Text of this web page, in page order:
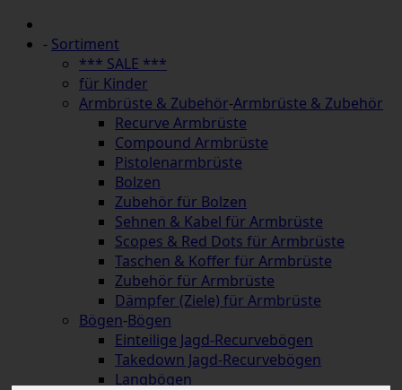
- Sortiment
*** SALE ***
für Kinder
Armbrüste & Zubehör-Armbrüste & Zubehör
Recurve Armbrüste
Compound Armbrüste
Pistolenarmbrüste
Bolzen
Zubehör für Bolzen
Sehnen & Kabel für Armbrüste
Scopes & Red Dots für Armbrüste
Taschen & Koffer für Armbrüste
Zubehör für Armbrüste
Dämpfer (Ziele) für Armbrüste
Bögen-Bögen
Einteilige Jagd-Recurvebögen
Takedown Jagd-Recurvebögen
Langbögen